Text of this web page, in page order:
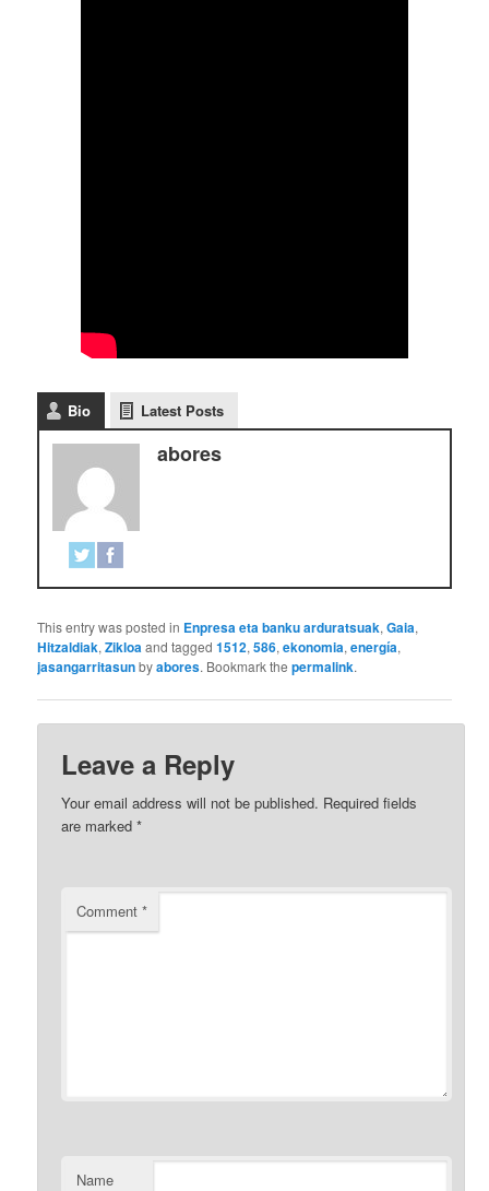
Bio Latest Posts
abores
This entry was posted in Enpresa eta banku arduratsuak,Gaia,
Hitzaldiak,Zikloa and tagged1512,586,ekonomia,energía,
jasangarritasunbyabores. Bookmark thepermalink.
Leave a Reply
Your email address will not be published. Required fields
are marked*
Comment*
Name